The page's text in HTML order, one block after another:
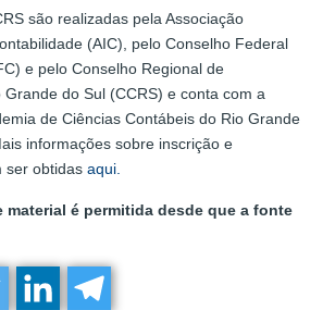
são realizadas pela Associação
(AIC), pelo Conselho Federal
e pelo Conselho Regional de
do Sul (CCRS) e conta com a
de Ciências Contábeis do Rio Grande
informações sobre inscrição e
ser obtidas aqui.
material é permitida desde que a fonte